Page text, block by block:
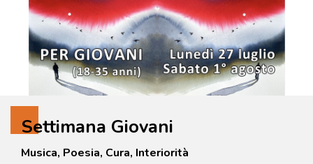
Settimana Giovani
Musica, Poesia, Cura, Interiorità